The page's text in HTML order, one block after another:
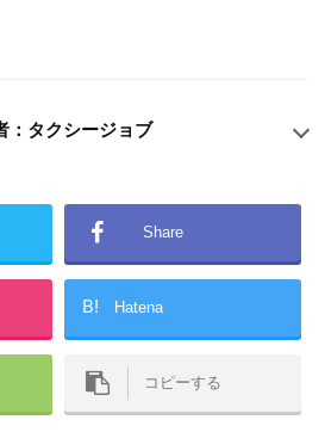
：タクシージョブ
Share
B! Hatena
コピーする